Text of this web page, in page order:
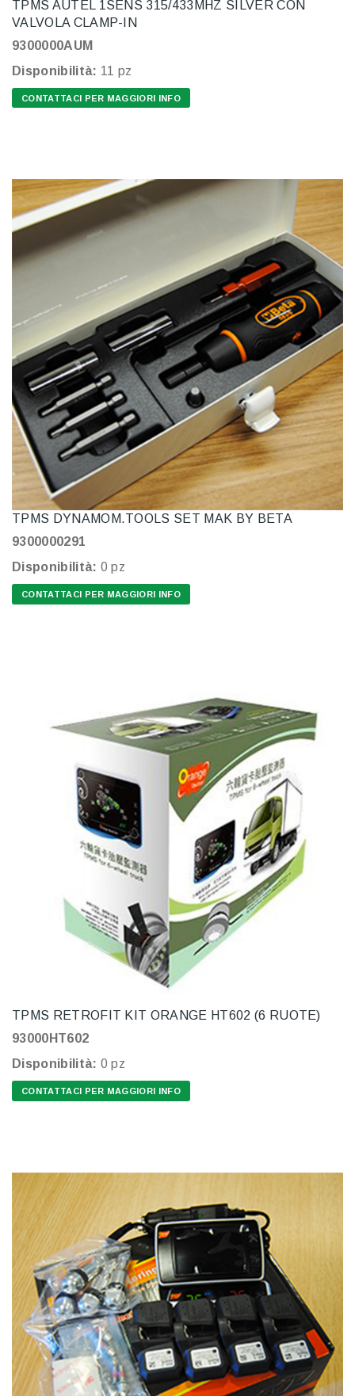
TPMS AUTEL 1SENS 315/433MHZ SILVER CON
VALVOLA CLAMP-IN
9300000AUM
Disponibilità: 11 pz
CONTATTACI PER MAGGIORI INFO
TPMS DYNAMOM.TOOLS SET MAK BY BETA
9300000291
Disponibilità: 0 pz
CONTATTACI PER MAGGIORI INFO
TPMS RETROFIT KIT ORANGE HT602 (6 RUOTE)
93000HT602
Disponibilità: 0 pz
CONTATTACI PER MAGGIORI INFO